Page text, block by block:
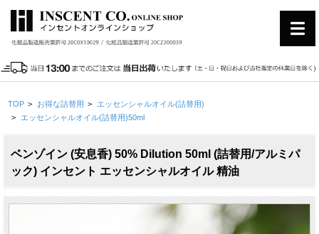
TOP > お得な詰替用 > エッセンシャルオイル(詰替用)
> エッセンシャルオイル(詰替用)50ml
ベンゾイン (安息香) 50% Dilution 50ml (詰替用/アルミパ
ック) インセント エッセンシャルオイル 精油